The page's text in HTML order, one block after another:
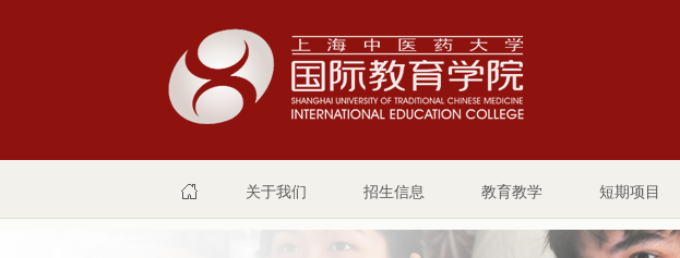
关于我们 招生信息 教育教学 短期项目